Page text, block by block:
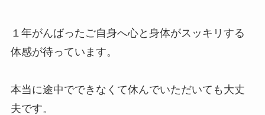
１年がんばったご自身へ心と身体がスッキリする
体感が待っています。
本当に途中でできなくて休んでいただいても大丈
夫です。